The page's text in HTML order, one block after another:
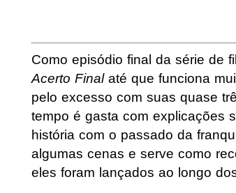
Como episódio final da série de
Acerto Finalaté que funciona
pelo excesso com suas quase
tempo é gasta com explicações
história com o passado da
algumas cenas e serve como
eles foram lançados ao longo